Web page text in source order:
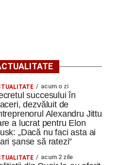
acum o zi
succesului în
dezvăluit de
Alexandru Jittu
a lucrat pentru Elon
„Dacă nu faci asta ai
șanse să ratezi”
acum 2 zile